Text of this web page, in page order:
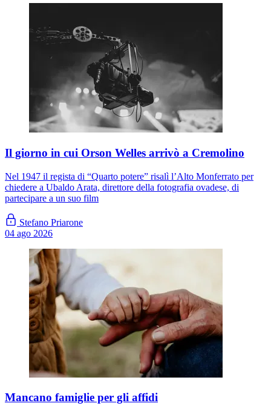
Il giorno in cui Orson Welles arrivò a Cremolino
Nel 1947 il regista di “Quarto potere” risalì l’Alto Monferrato per
chiedere a Ubaldo Arata, direttore della fotografia ovadese, di
partecipare a un suo film
Stefano Priarone
04 ago 2026
Mancano famiglie per gli affidi